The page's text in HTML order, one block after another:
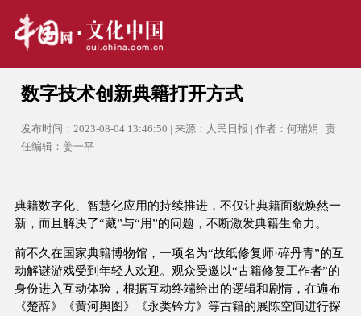
数字技术创新典籍打开方式
发布时间：2023-08-04 13:46:50 | 来源：人民日报 | 作者：何瑞娟 | 责
任编辑：姜一平
典籍数字化、智慧化应用的持续推进，不仅让典籍面貌焕然一
新，而且解决了“藏”与“用”的问题，不断激发典籍生命力。
前不久在国家典籍博物馆，一项名为“故纸修复师·碎丹青”的互
动解谜游戏受到年轻人欢迎。观众受邀以“古籍修复工作者”的
身份进入互动体验，根据互动终端给出的逻辑和剧情，在遍布
《楚辞》《黄河舆图》《永类钤方》等古籍的展陈空间进行探